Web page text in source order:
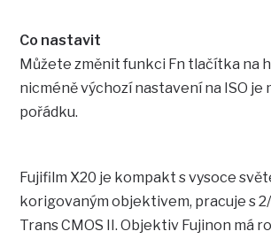
Co nastavit
Můžete změnit funkci Fn tlačítka na
nicméně výchozí nastavení na ISO je
pořádku.
Fujifilm X20 je kompakt s vysoce
korigovaným objektivem, pracuje s
Trans CMOS II. Objektiv Fujinon má